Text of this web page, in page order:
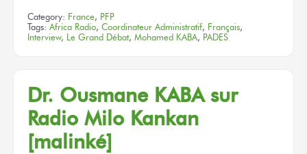
Category: France, PFP
Tags: Africa Radio, Coordinateur Administratif, Français,
Interview, Le Grand Débat, Mohamed KABA, PADES
Dr. Ousmane KABA sur
Radio Milo Kankan
[malinké]